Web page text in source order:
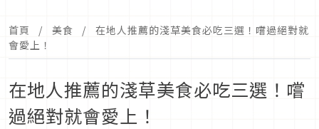
首頁 美食
在地人推薦的淺草美食必吃三選！嚐過絕對就
會愛上！
在地人推薦的淺草美食必吃三選！嚐
過絕對就會愛上！